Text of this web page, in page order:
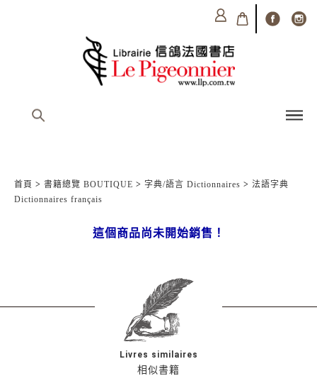
首頁 > 書籍總覽 BOUTIQUE > 字典/語言 Dictionnaires > 法語字典
Dictionnaires français
這個商品尚未開始銷售！
相似書籍
Livres similaires